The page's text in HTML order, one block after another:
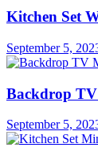
Kitchen Set
September 5,
Backdrop
September 5,